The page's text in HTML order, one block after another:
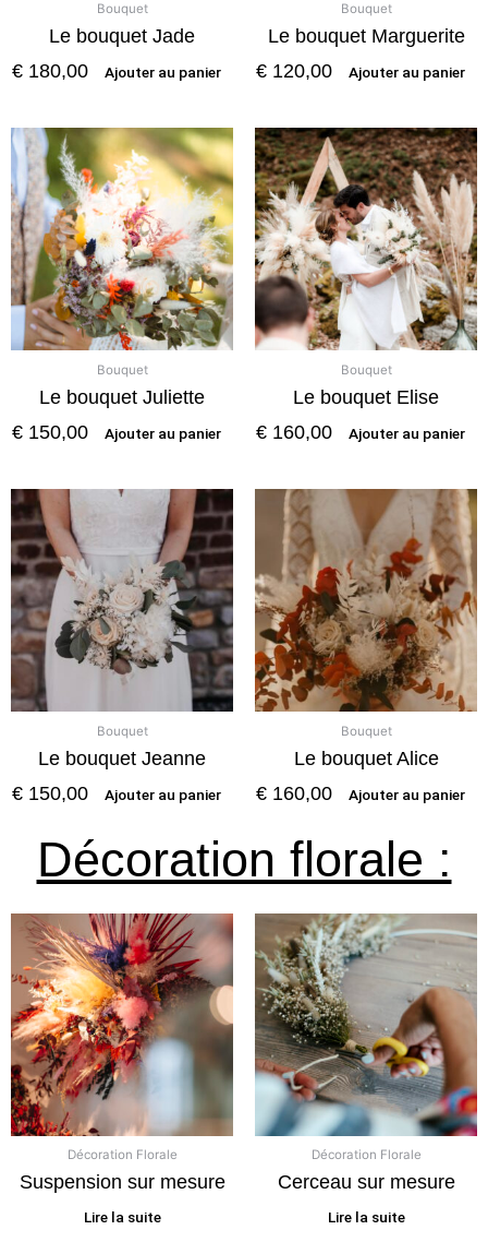
Bouquet
Le bouquet Jade
€ 180,00 Ajouter au panier
Bouquet
Le bouquet Marguerite
€ 120,00 Ajouter au panier
Bouquet
Le bouquet Juliette
€ 150,00 Ajouter au panier
Bouquet
Le bouquet Elise
€ 160,00 Ajouter au panier
Bouquet
Le bouquet Jeanne
€ 150,00 Ajouter au panier
Bouquet
Le bouquet Alice
€ 160,00 Ajouter au panier
Décoration florale :
Décoration Florale
Suspension sur mesure
Lire la suite
Décoration Florale
Cerceau sur mesure
Lire la suite